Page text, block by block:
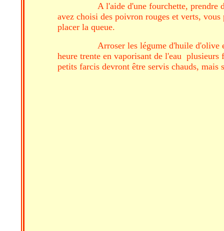
A l'aide d'une fourchette, prendre
avez choisi des poivron rouges et verts,
placer la queue.
Arroser les légume d'huile d'olive
heure trente en vaporisant de l'eau plusieurs
petits farcis devront être servis chauds, mais